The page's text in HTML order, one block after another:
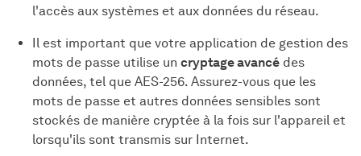
l'accès aux systèmes et aux données du réseau.
Il est important que votre application de gestion des
mots de passe utilise un cryptage avancé des
données, tel que AES-256. Assurez-vous que les
mots de passe et autres données sensibles sont
stockés de manière cryptée à la fois sur l'appareil et
lorsqu'ils sont transmis sur Internet.